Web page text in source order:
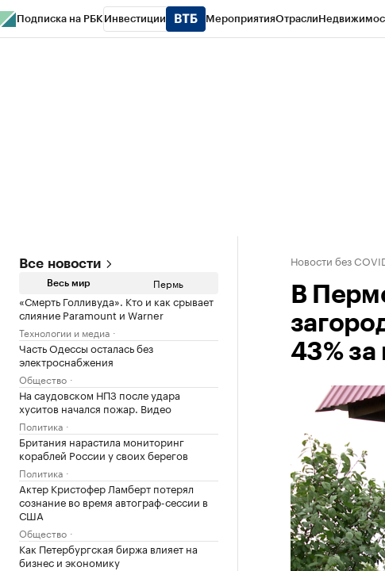
Подписка на РБК Инвестиции МероприятияОтрасли
Все новости
Весь мир Пермь
«Смерть Голливуда». Кто и как срывает
слияние Paramount и Warner
Технологии и медиа
Часть Одессы осталась без
электроснабжения
Общество
На саудовском НПЗ после удара
хуситов начался пожар. Видео
Политика
Британия нарастила мониторинг
кораблей России у своих берегов
Политика
Актер Кристофер Ламберт потерял
сознание во время автограф-сессии в
США
Общество
Как Петербургская биржа влияет на
бизнес и экономику
Новости без
В
43% за